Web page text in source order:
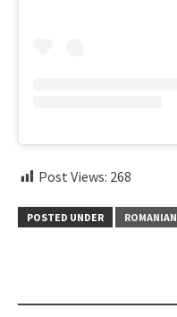
Post Views: 268
POSTED UNDER ROMANIAN